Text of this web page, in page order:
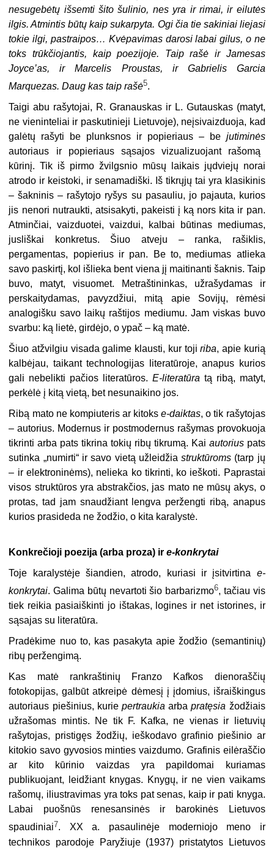
nesugebėtų išsemti šito šulinio, nes yra ir rimai, ir eilutės
ilgis. Atmintis būtų kaip sukarpyta. Ogi čia tie sakiniai liejasi
tokie ilgi, pastraipos… Kvėpavimas darosi labai gilus, o ne
toks trūkčiojantis, kaip poezijoje. Taip rašė ir Jamesas
Joyce’as, ir Marcelis Proustas, ir Gabrielis Garcia
Marquezas. Daug kas taip rašė5.
Taigi abu rašytojai, R. Granauskas ir L. Gutauskas (matyt,
ne vieninteliai ir paskutinieji Lietuvoje), neįsivaizduoja, kad
galėtų rašyti be plunksnos ir popieriaus – be jutiminės
autoriaus ir popieriaus sąsajos vizualizuojant rašomą
kūrinį. Tik iš pirmo žvilgsnio mūsų laikais jųdviejų norai
atrodo ir keistoki, ir senamadiški. Iš tikrųjų tai yra klasikinis
– šakninis – rašytojo ryšys su pasauliu, jo pajauta, kurios
jis nenori nutraukti, atsisakyti, pakeisti į ką nors kita ir pan.
Atminčiai, vaizduotei, vaizdui, kalbai būtinas mediumas,
jusliškai konkretus. Šiuo atveju – ranka, rašiklis,
pergamentas, popierius ir pan. Be to, mediumas atlieka
savo paskirtį, kol išlieka bent viena jį maitinanti šaknis. Taip
buvo, matyt, visuomet. Metraštininkas, užrašydamas ir
perskaitydamas, pavyzdžiui, mitą apie Sovijų, rėmėsi
analogišku savo laikų raštijos mediumu. Jam viskas buvo
svarbu: ką lietė, girdėjo, o ypač – ką matė.
Šiuo atžvilgiu visada galime klausti, kur tojiriba, apie kurią
kalbėjau, taikant technologijas literatūroje, anapus kurios
gali nebelikti pačios literatūros. E-literatūra tą ribą, matyt,
perkėlė į kitą vietą, bet nesunaikino jos.
Ribą mato ne kompiuteris ar kitokse-daiktas, o tik rašytojas
– autorius. Modernus ir postmodernus rašymas provokuoja
tikrinti arba pats tikrina tokių ribų tikrumą. Kai autoriuspats
sutinka „numirti“ ir savo vietą užleidžiastruktūroms (tarp jų
– ir elektroninėms), nelieka ko tikrinti, ko ieškoti. Paprastai
visos struktūros yra abstrakčios, jas mato ne mūsų akys, o
protas, tad jam snaudžiant lengva peržengti ribą, anapus
kurios prasideda ne žodžio, o kita karalystė.
Konkrečioji poezija (arba proza) ire-konkrytai
Toje karalystėje šiandien, atrodo, kuriasi ir įsitvirtina e-
konkrytai. Galima būtų nevartoti šio barbarizmo6, tačiau vis
tiek reikia pasiaiškinti jo ištakas, logines ir net istorines, ir
sąsajas su literatūra.
Pradėkime nuo to, kas pasakyta apie žodžio (semantinių)
ribų peržengimą.
Kas matė rankraštinių Franzo Kafkos dienoraščių
fotokopijas, galbūt atkreipė dėmesį į įdomius, išraiškingus
autoriaus piešinius, kurie pertraukia arbapratęsia žodžiais
užrašomas mintis. Ne tik F. Kafka, ne vienas ir lietuvių
rašytojas, pristigęs žodžių, ieškodavo grafinio piešinio ar
kitokio savo gyvosios minties vaizdumo. Grafinis eilėraščio
ar kito kūrinio vaizdas yra papildomai kuriamas
publikuojant, leidžiant knygas. Knygų, ir ne vien vaikams
rašomų, iliustravimas yra toks pat senas, kaip ir pati knyga.
Labai puošnūs renesansinės ir barokinės Lietuvos
spaudiniai7. XX a. pasaulinėje moderniojo meno ir
technikos parodoje Paryžiuje (1937) pristatytos Lietuvos